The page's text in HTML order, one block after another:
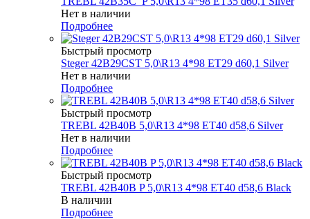
Нет в наличии
Подробнее
Быстрый просмотр
Steger 42B29CST 5,0\R13 4*98 ET29 d60,1 Silver
Нет в наличии
Подробнее
Быстрый просмотр
TREBL 42B40B 5,0\R13 4*98 ET40 d58,6 Silver
Нет в наличии
Подробнее
Быстрый просмотр
TREBL 42B40B P 5,0\R13 4*98 ET40 d58,6 Black
В наличии
Подробнее